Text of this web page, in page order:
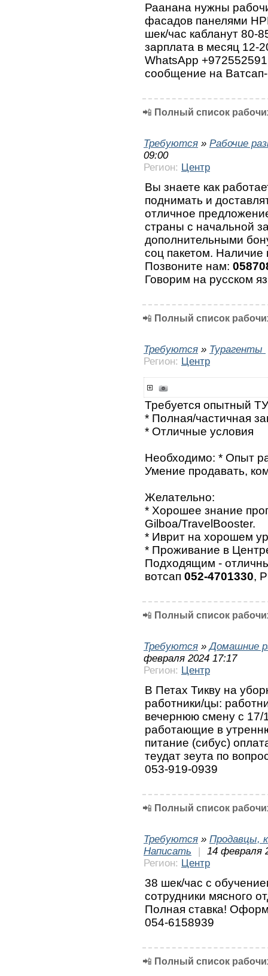
Раанана нужны
фасадов панелями
шек/час кабланут 80-
зарплата в месяц 12-
WhatsApp
сообщение на
📲 Полный список
Требуются » Рабочие
09:00
Регион: Центр
Вы знаете как
поднимать и
отличное
страны с начальной
дополнительными
соц пакетом. Наличие
Позвоните нам:
Говорим на русском
📲 Полный список
Требуются » Турагенты
Регион: Центр
Требуется опытный
* Полная/частичная
* Отличные условия
Необходимо: * Опыт
Умение продавать,
Желательно:
* Хорошее знание
Gilboa/TravelBooster.
* Иврит на хорошем
* Проживание в
Подходящим -
вотсап 052-4701330,
📲 Полный список
Требуются »Домашние
февраля 2024 17:17
Регион: Центр
В Петах Тикву на
работники/цы:
вечернюю смену с 17/
работающие в
питание (сибус)
теудат зеута по
053-919-0939
📲 Полный список
Требуются » Продавцы,
Написать
|
14 февраля
Регион: Центр
38 шек/час с
сотрудники мясного
Полная ставка!
054-6158939
📲 Полный список